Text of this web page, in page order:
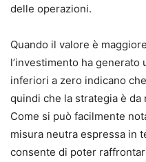
delle operazioni.
Quando il valore è
l’investimento ha generato
inferiori a zero indicano
quindi che la strategia è
Come si può facilmente
misura neutra espressa in
consente di poter